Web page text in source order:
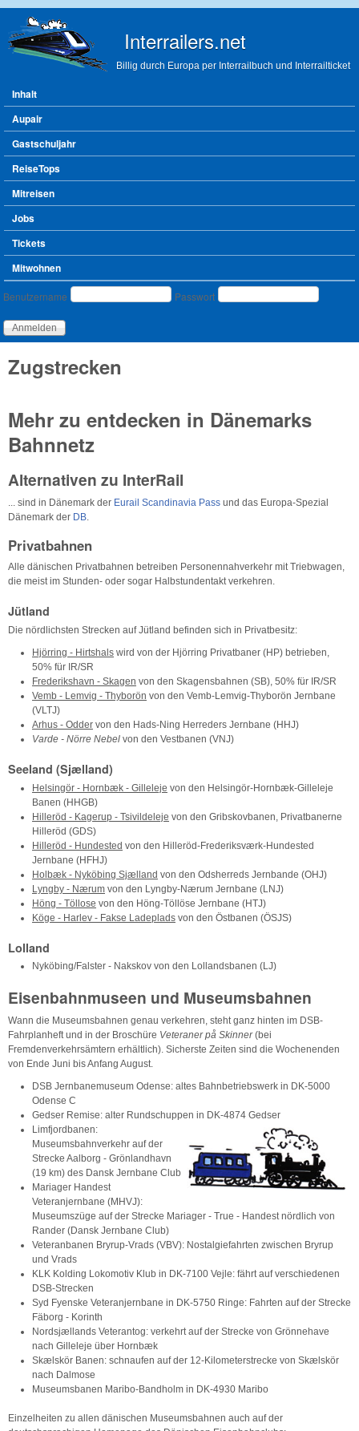
Interrailers.net
Billig durch Europa per Interrailbuch und Interrailticket
Hauptmenü
Inhalt
Aupair
Gastschuljahr
ReiseTops
Mitreisen
Jobs
Tickets
Mitwohnen
Benutzeranmeldung
Benutzername Passwort
Zugstrecken
Mehr zu entdecken in Dänemarks
Bahnnetz
Alternativen zu InterRail
... sind in Dänemark der Eurail Scandinavia Pass und das Europa-Spezial
Dänemark der DB
Privatbahnen
Alle dänischen Privatbahnen betreiben Personennahverkehr mit Triebwagen,
die meist im Stunden- oder sogar Halbstundentakt verkehren.
Jütland
Die nördlichsten Strecken auf Jütland befinden sich in Privatbesitz:
Hjörring - Hirtshals wird von der Hjörring Privatbaner (HP) betrieben,
50% für IR/SR
Frederikshavn - Skagen von den Skagensbahnen (SB), 50% für IR/SR
Vemb - Lemvig - Thyborön von den Vemb-Lemvig-Thyborön Jernbane
(VLTJ)
Arhus - Odder von den Hads-Ning Herreders Jernbane (HHJ)
Varde - Nörre Nebel von den Vestbanen (VNJ)
Seeland (Sjælland)
Helsingör - Hornbæk - Gilleleje von den Helsingör-Hornbæk-Gilleleje
Banen (HHGB)
Hilleröd - Kagerup - Tsivildeleje von den Gribskovbanen, Privatbanerne
Hilleröd (GDS)
Hilleröd - Hundested von den Hilleröd-Frederiksværk-Hundested
Jernbane (HFHJ)
Holbæk - Nyköbing Sjælland von den Odsherreds Jernbande (OHJ)
Lyngby - Nærum von den Lyngby-Nærum Jernbane (LNJ)
Höng - Töllose von den Höng-Töllöse Jernbane (HTJ)
Köge - Harlev - Fakse Ladeplads von den Östbanen (ÖSJS)
Lolland
Nyköbing/Falster - Nakskov von den Lollandsbanen (LJ)
Eisenbahnmuseen und Museumsbahnen
Wann die Museumsbahnen genau verkehren, steht ganz hinten im DSB-
Fahrplanheft und in der Broschüre Veteraner på Skinner(bei
Fremdenverkehrsämtern erhältlich). Sicherste Zeiten sind die Wochenenden
von Ende Juni bis Anfang August.
DSB Jernbanemuseum Odense: altes Bahnbetriebswerk in DK-5000
Odense C
Gedser Remise: alter Rundschuppen in DK-4874 Gedser
Limfjordbanen:
Museumsbahnverkehr auf der
Strecke Aalborg - Grönlandhavn
(19 km) des Dansk Jernbane Club
Mariager Handest
Veteranjernbane (MHVJ):
Museumszüge auf der Strecke Mariager - True - Handest nördlich von
Rander (Dansk Jernbane Club)
Veteranbanen Bryrup-Vrads (VBV): Nostalgiefahrten zwischen Bryrup
und Vrads
KLK Kolding Lokomotiv Klub in DK-7100 Vejle: fährt auf verschiedenen
DSB-Strecken
Syd Fyenske Veteranjernbane in DK-5750 Ringe: Fahrten auf der Strecke
Fäborg - Korinth
Nordsjællands Veterantog: verkehrt auf der Strecke von Grönnehave
nach Gilleleje über Hornbæk
Skælskör Banen: schnaufen auf der 12-Kilometerstrecke von Skælskör
nach Dalmose
Museumsbanen Maribo-Bandholm in DK-4930 Maribo
Einzelheiten zu allen dänischen Museumsbahnen auch auf der